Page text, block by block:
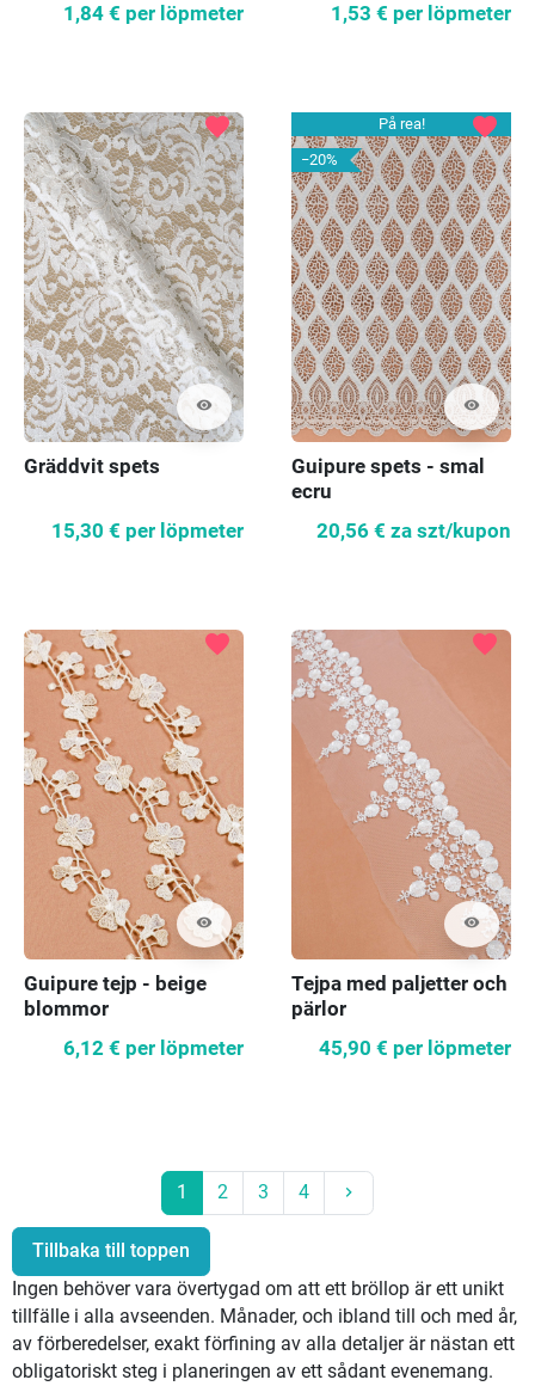
1,84 € per löpmeter 1,53 € per löpmeter
visibility
favorite
Gräddvit spets
15,30 € per löpmeter
På rea!
−20%
visibility
favorite
Guipure spets - smal
ecru
20,56 € za szt/kupon
visibility
favorite
Guipure tejp - beige
blommor
6,12 € per löpmeter
visibility
favorite
Tejpa med paljetter och
pärlor
45,90 € per löpmeter
1 2 3 4 keyboard_arrow_right
Tillbaka till toppen
Ingen behöver vara övertygad om att ett bröllop är ett unikt
tillfälle i alla avseenden. Månader, och ibland till och med år,
av förberedelser, exakt förfining av alla detaljer är nästan ett
obligatoriskt steg i planeringen av ett sådant evenemang.